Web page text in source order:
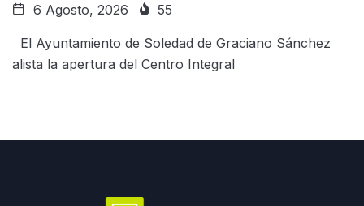
6 Agosto, 2026 55
El Ayuntamiento de Soledad de Graciano Sánchez
alista la apertura del Centro Integral